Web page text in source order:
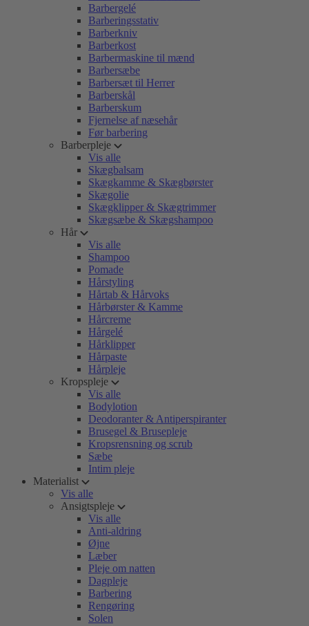
Barbergelé
Barberingsstativ
Barberkniv
Barberkost
Barbermaskine til mænd
Barbersæbe
Barbersæt til Herrer
Barberskål
Barberskum
Fjernelse af næsehår
Før barbering
Barberpleje
Vis alle
Skægbalsam
Skægkamme & Skægbørster
Skægolie
Skægklipper & Skægtrimmer
Skægsæbe & Skægshampoo
Hår
Vis alle
Shampoo
Pomade
Hårstyling
Hårtab & Hårvoks
Hårbørster & Kamme
Hårcreme
Hårgelé
Hårklipper
Hårpaste
Hårpleje
Kropspleje
Vis alle
Bodylotion
Deodoranter & Antiperspiranter
Brusegel & Brusepleje
Kropsrensning og scrub
Sæbe
Intim pleje
Materialist
Vis alle
Ansigtspleje
Vis alle
Anti-aldring
Øjne
Læber
Pleje om natten
Dagpleje
Barbering
Rengøring
Solen